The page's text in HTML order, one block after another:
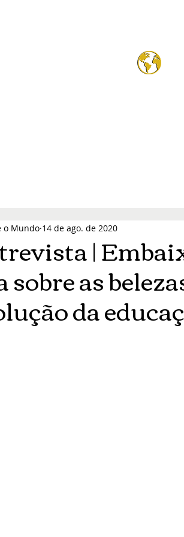
e o Mund
|
sobre as
da
o Mundo 14 de ago. de 2020